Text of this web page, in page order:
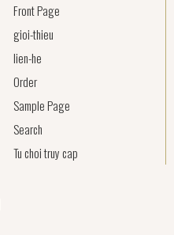
Front Page
gioi-thieu
lien-he
Order
Sample Page
Search
Tu choi truy cap